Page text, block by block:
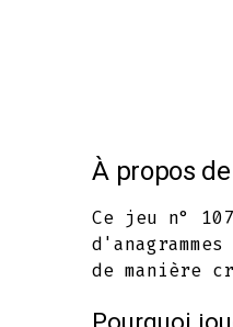
À propos
Ce jeu n°
de manière